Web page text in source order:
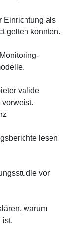
Einrichtung als
gelten könnten.
valide
vorweist.
lesen
vor
warum
ist.